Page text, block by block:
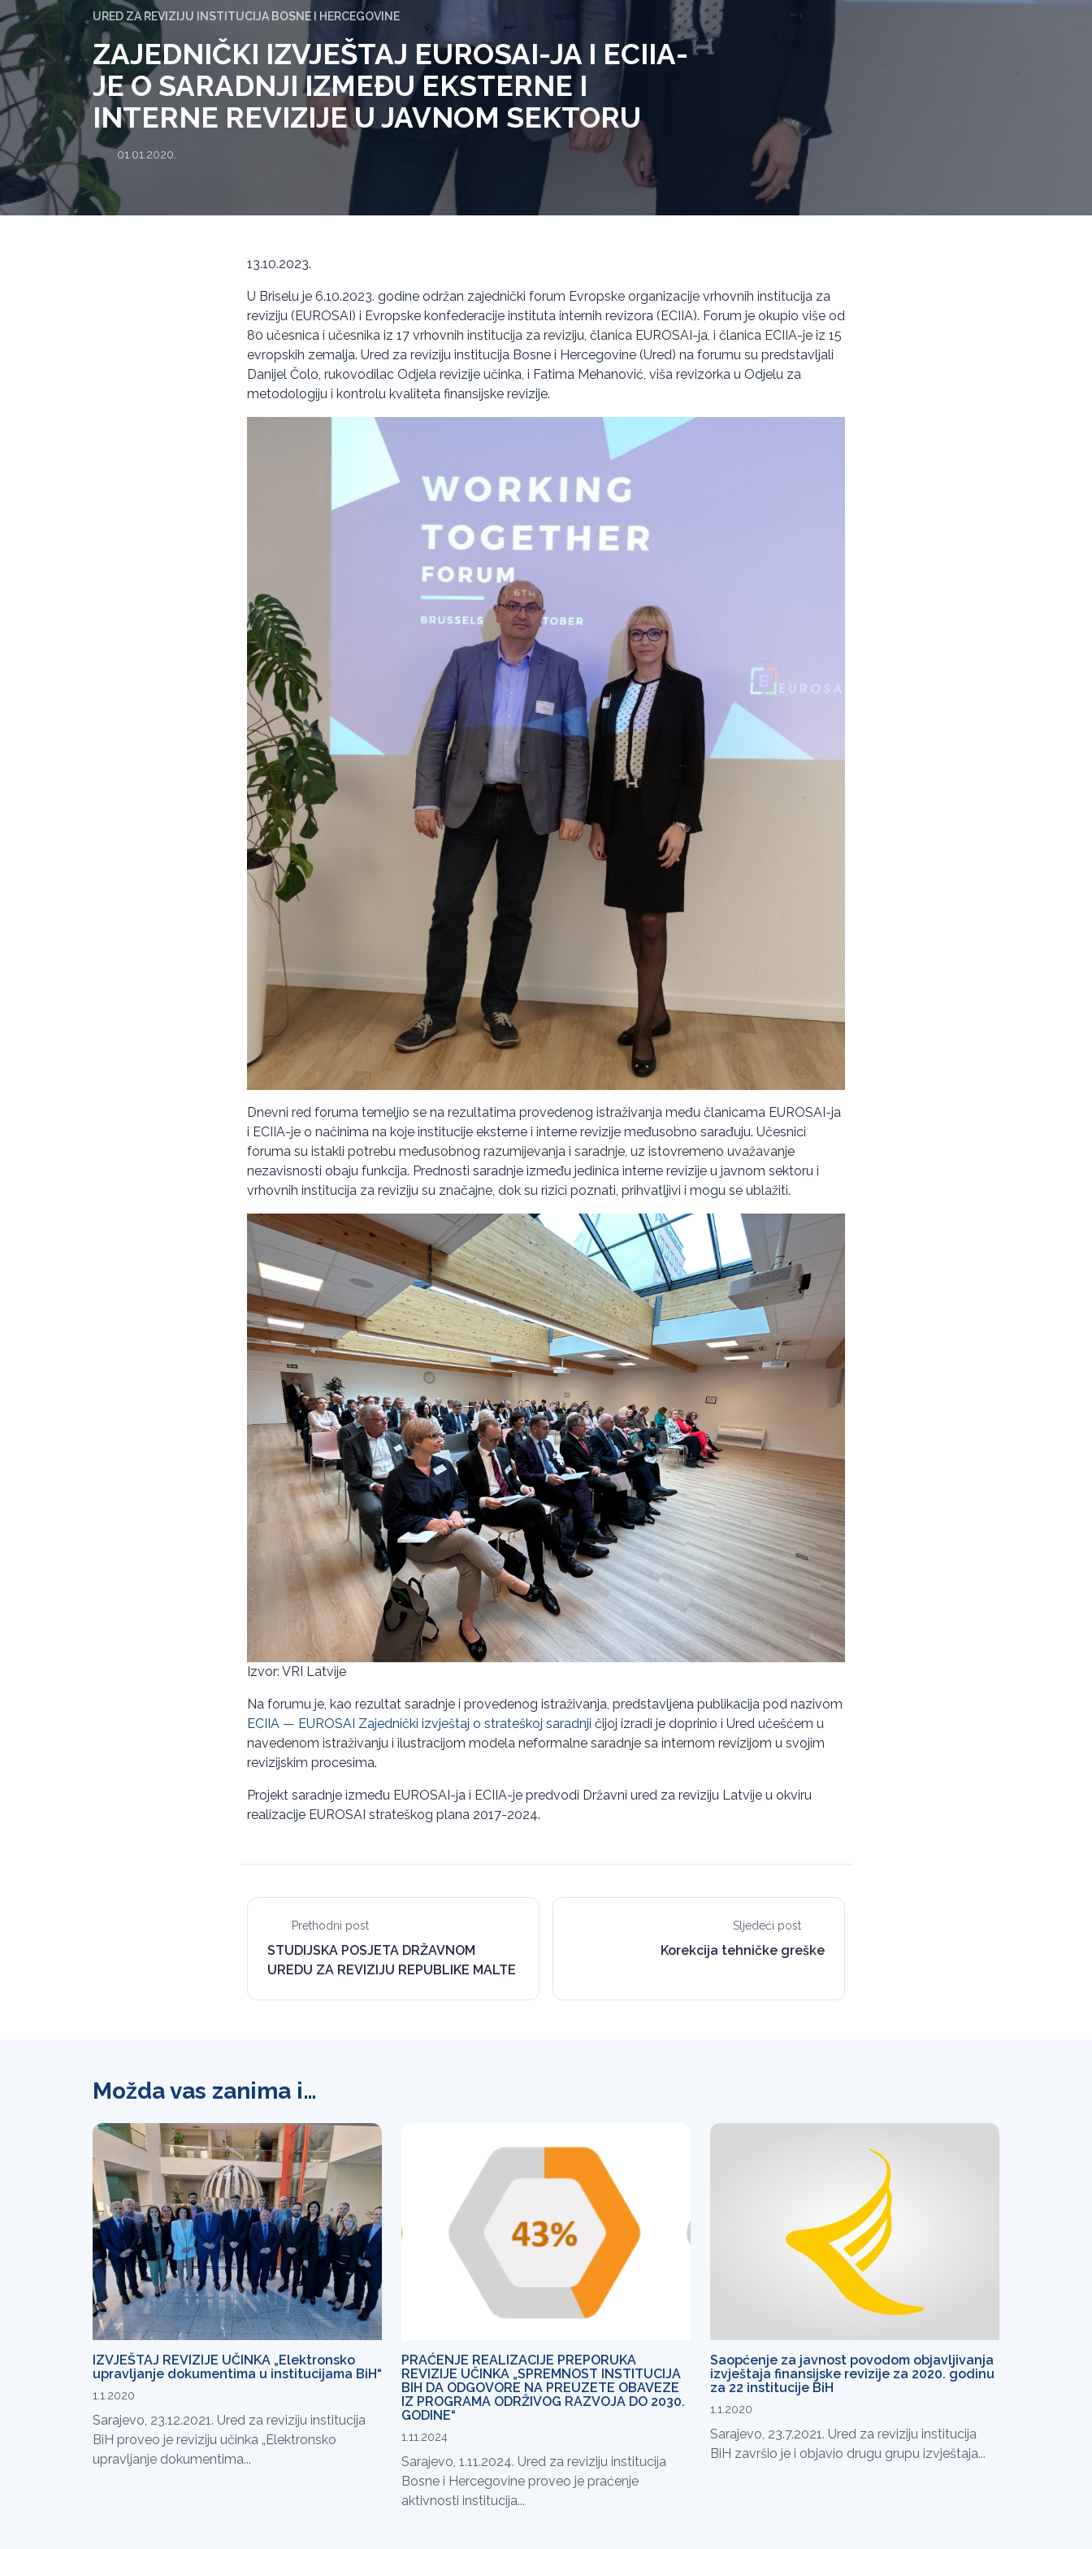
URED ZA REVIZIJU INSTITUCIJA BOSNE I HERCEGOVINE
ZAJEDNIČKI IZVJEŠTAJ EUROSAI-JA I ECIIA-
JE O SARADNJI IZMEĐU EKSTERNE I
INTERNE REVIZIJE U JAVNOM SEKTORU
01.01.2020.
13.10.2023.
U Briselu je 6.10.2023. godine održan zajednički forum Evropske organizacije vrhovnih institucija za
reviziju (EUROSAI) i Evropske konfederacije instituta internih revizora (ECIIA). Forum je okupio više od
80 učesnica i učesnika iz 17 vrhovnih institucija za reviziju, članica EUROSAI-ja, i članica ECIIA-je iz 15
evropskih zemalja. Ured za reviziju institucija Bosne i Hercegovine (Ured) na forumu su predstavljali
Danijel Čolo, rukovodilac Odjela revizije učinka, i Fatima Mehanović, viša revizorka u Odjelu za
metodologiju i kontrolu kvaliteta finansijske revizije.
Dnevni red foruma temeljio se na rezultatima provedenog istraživanja među članicama EUROSAI-ja
i ECIIA-je o načinima na koje institucije eksterne i interne revizije međusobno sarađuju. Učesnici
foruma su istakli potrebu međusobnog razumijevanja i saradnje, uz istovremeno uvažavanje
nezavisnosti obaju funkcija. Prednosti saradnje između jedinica interne revizije u javnom sektoru i
vrhovnih institucija za reviziju su značajne, dok su rizici poznati, prihvatljivi i mogu se ublažiti.
Izvor: VRI Latvije
Na forumu je, kao rezultat saradnje i provedenog istraživanja, predstavljena publikacija pod nazivom
ECIIA — EUROSAI Zajednički izvještaj o strateškoj saradnji čijoj izradi je doprinio i Ured učešćem u
navedenom istraživanju i ilustracijom modela neformalne saradnje sa internom revizijom u svojim
revizijskim procesima.
Projekt saradnje između EUROSAI-ja i ECIIA-je predvodi Državni ured za reviziju Latvije u okviru
realizacije EUROSAI strateškog plana 2017-2024.
Prethodni post
STUDIJSKA POSJETA DRŽAVNOM
UREDU ZA REVIZIJU REPUBLIKE MALTE
Sljedeći post
Korekcija tehničke greške
Možda vas zanima i…
IZVJEŠTAJ REVIZIJE UČINKA „Elektronsko
upravljanje dokumentima u institucijama BiH“
1.1.2020
Sarajevo, 23.12.2021. Ured za reviziju institucija
BiH proveo je reviziju učinka „Elektronsko
upravljanje dokumentima...
PRAĆENJE REALIZACIJE PREPORUKA
REVIZIJE UČINKA „SPREMNOST INSTITUCIJA
BIH DA ODGOVORE NA PREUZETE OBAVEZE
IZ PROGRAMA ODRŽIVOG RAZVOJA DO 2030.
GODINE“
1.11.2024
Sarajevo, 1.11.2024. Ured za reviziju institucija
Bosne i Hercegovine proveo je praćenje
aktivnosti institucija...
Saopćenje za javnost povodom objavljivanja
izvještaja finansijske revizije za 2020. godinu
za 22 institucije BiH
1.1.2020
Sarajevo, 23.7.2021. Ured za reviziju institucija
BiH završio je i objavio drugu grupu izvještaja...